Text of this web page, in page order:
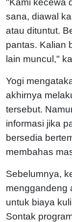
"Kami kecewa
sana, diawal
atau dituntut.
pantas. Kalian
lain muncul,"
Yogi
akhirnya
tersebut.
informasi jika
bersedia
membahas
Sebelumnya,
menggandeng
untuk biaya
Sontak